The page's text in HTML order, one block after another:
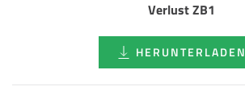
Verlust ZB1
HERUNTERLADEN